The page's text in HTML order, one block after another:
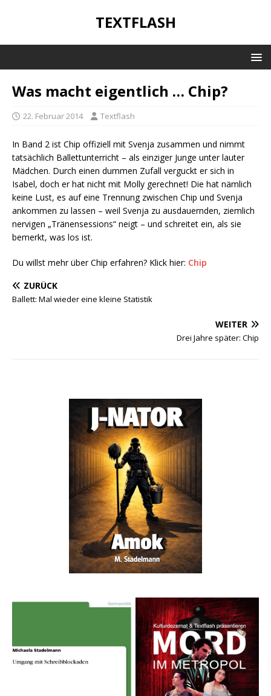
TEXTFLASH
Was macht eigentlich … Chip?
22. Februar 2014 Textflash
In Band 2 ist Chip offiziell mit Svenja zusammen und nimmt
tatsächlich Ballettunterricht – als einziger Junge unter lauter
Mädchen. Durch einen dummen Zufall verguckt er sich in
Isabel, doch er hat nicht mit Molly gerechnet! Die hat nämlich
keine Lust, es auf eine Trennung zwischen Chip und Svenja
ankommen zu lassen – weil Svenja zu ausdauernden, ziemlich
nervigen „Tränensessions“ neigt – und schreitet ein, als sie
bemerkt, was los ist.
Du willst mehr über Chip erfahren? Klick hier: Chip
ZURÜCK
Ballett: Mal wieder eine kleine Statistik
WEITER
Drei Jahre später: Chip